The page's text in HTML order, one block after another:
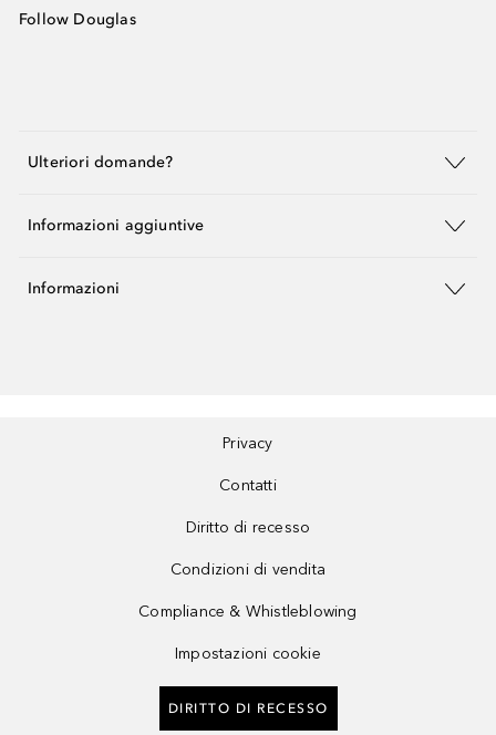
Follow Douglas
Ulteriori domande?
Informazioni aggiuntive
Informazioni
Privacy
Contatti
Diritto di recesso
Condizioni di vendita
Compliance & Whistleblowing
Impostazioni cookie
DIRITTO DI RECESSO